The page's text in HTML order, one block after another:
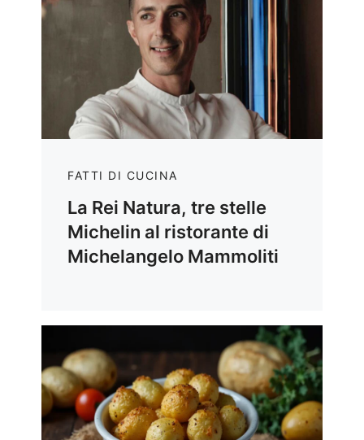
FATTI DI CUCINA
La Rei Natura, tre stelle
Michelin al ristorante di
Michelangelo Mammoliti